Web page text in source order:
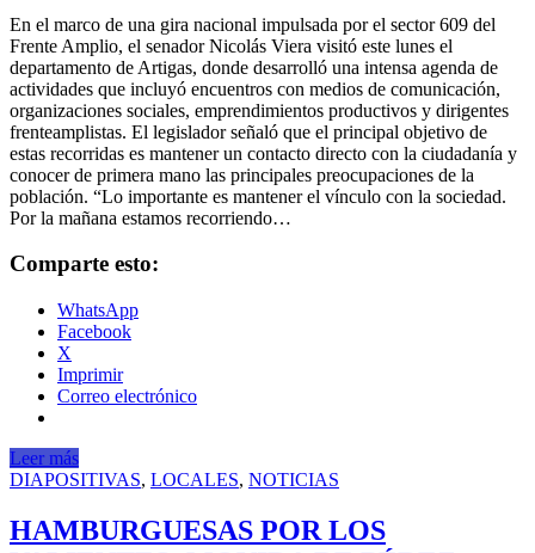
En el marco de una gira nacional impulsada por el sector 609 del
Frente Amplio, el senador Nicolás Viera visitó este lunes el
departamento de Artigas, donde desarrolló una intensa agenda de
actividades que incluyó encuentros con medios de comunicación,
organizaciones sociales, emprendimientos productivos y dirigentes
frenteamplistas. El legislador señaló que el principal objetivo de
estas recorridas es mantener un contacto directo con la ciudadanía y
conocer de primera mano las principales preocupaciones de la
población. “Lo importante es mantener el vínculo con la sociedad.
Por la mañana estamos recorriendo…
Comparte esto:
WhatsApp
Facebook
X
Imprimir
Correo electrónico
Leer más
DIAPOSITIVAS, LOCALES, NOTICIAS
HAMBURGUESAS POR LOS